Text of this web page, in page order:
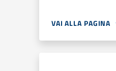
VAI ALLA PAGINA